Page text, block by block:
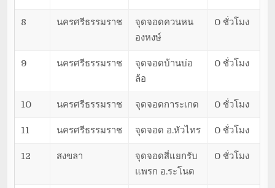
8 นครศรีธรรมราช
จุดจอดควนหน
องหงษ์
0 ชั่วโมง
9 นครศรีธรรมราช
จุดจอดบ้านบ่อ
ล้อ
0 ชั่วโมง
10 นครศรีธรรมราช จุดจอดการะเกด 0 ชั่วโมง
11 นครศรีธรรมราช จุดจอด อ.หัวไทร 0 ชั่วโมง
12 สงขลา
จุดจอดสี่แยกรับ
แพรก อ.ระโนด
0 ชั่วโมง